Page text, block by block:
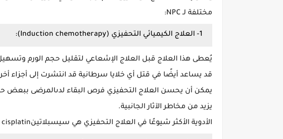
مختلفة لـ NPC:
1- العلاج الكيميائي التحفيزي (Induction chemotherapy):
يُعطى هذا العلاج قبل العلاج الإشعاعي لتقليل حجم الورم
قد يساعد أيضًا في قتل أي خلايا سرطانية قد انتشرت إلى أجزاء
يمكن أن يحسن العلاج التحفيزي فرص البقاء لدىالمرضى ببعض
يزيد من مخاطر الآثار الجانبية.
الأدوية الأكثر شيوعًا في العلاج التحفيزي هي سيسبلاتينcisplatin وجيمسيتابين gemcitabine